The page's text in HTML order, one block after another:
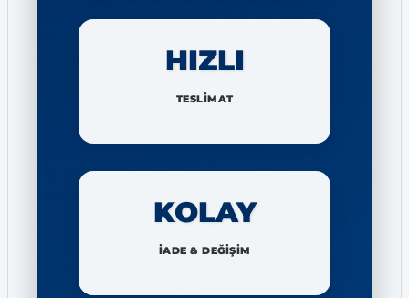
HIZLI
TESLİMAT
KOLAY
İADE & DEĞİŞİM